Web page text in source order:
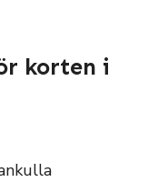
korten i